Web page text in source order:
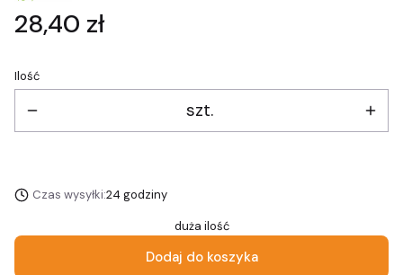
Cena
28,40 zł
Ilość
szt.
Czas wysyłki:24 godziny
duża ilość
Dodaj do koszyka